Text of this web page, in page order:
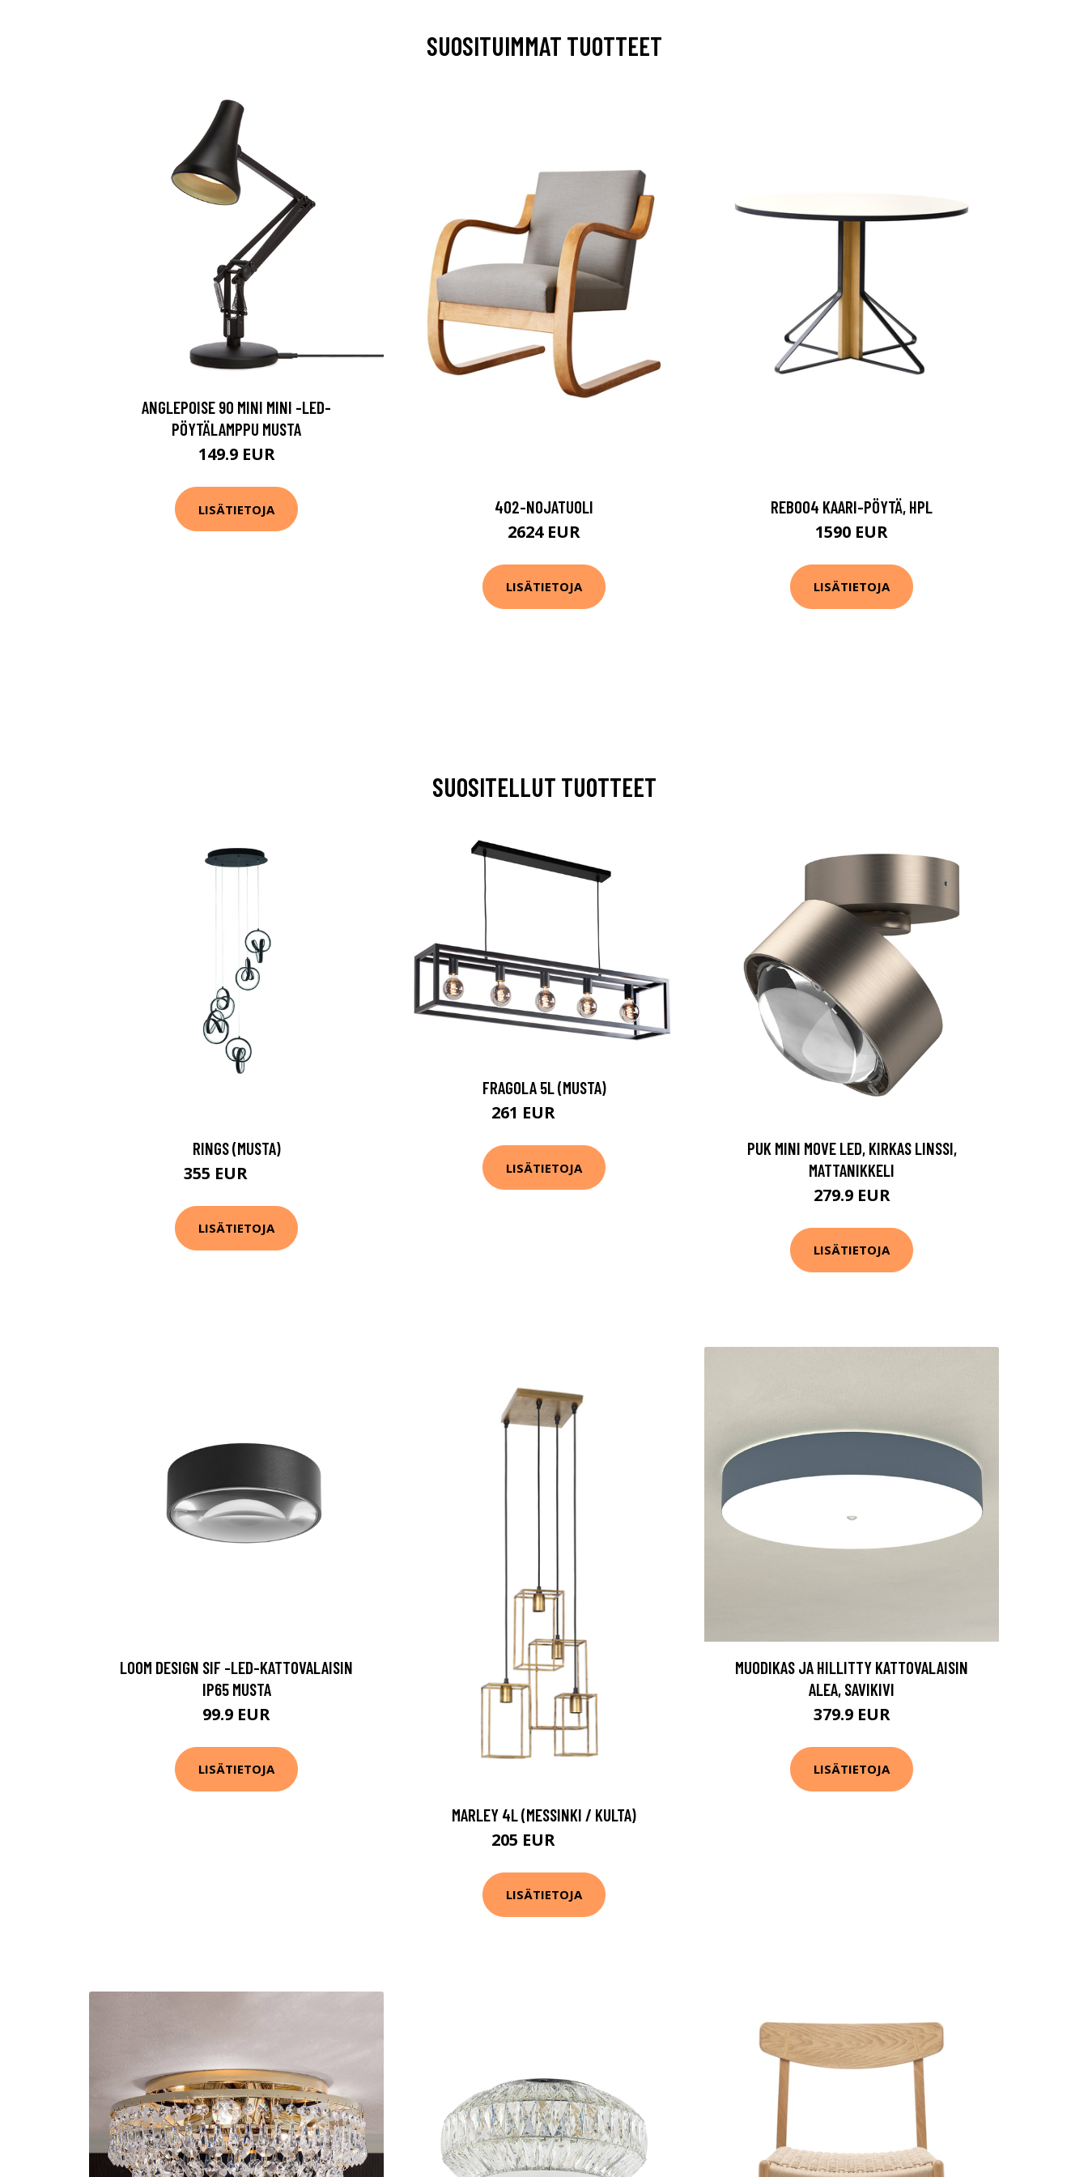
SUOSITUIMMAT TUOTTEET
ANGLEPOISE 90 MINI MINI -LED-
PÖYTÄLAMPPU MUSTA
149.9 EUR
LISÄTIETOJA 402-NOJATUOLI
2624 EUR
LISÄTIETOJA
REB004 KAARI-PÖYTÄ, HPL
1590 EUR
LISÄTIETOJA
SUOSITELLUT TUOTTEET
RINGS (MUSTA)
355 EUR
LISÄTIETOJA
FRAGOLA 5L (MUSTA)
261 EUR
LISÄTIETOJA
PUK MINI MOVE LED, KIRKAS LINSSI,
MATTANIKKELI
279.9 EUR
LISÄTIETOJA
LOOM DESIGN SIF -LED-KATTOVALAISIN
IP65 MUSTA
99.9 EUR
LISÄTIETOJA
MARLEY 4L (MESSINKI / KULTA)
205 EUR
LISÄTIETOJA
MUODIKAS JA HILLITTY KATTOVALAISIN
ALEA, SAVIKIVI
379.9 EUR
LISÄTIETOJA